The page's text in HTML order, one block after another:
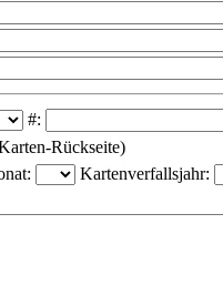
#:
Rückseite)
Kartenverfallsjahr: